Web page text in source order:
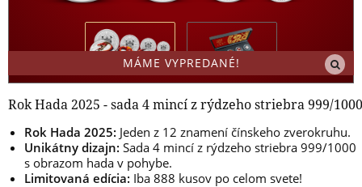
MÁME VYPREDANÉ!
Rok Hada 2025 - sada 4 mincí z rýdzeho striebra 999/1000
Rok Hada 2025: Jeden z 12 znamení čínskeho zverokruhu.
Unikátny dizajn: Sada 4 mincí z rýdzeho striebra 999/1000
s obrazom hada v pohybe.
Limitovaná edícia: Iba 888 kusov po celom svete!